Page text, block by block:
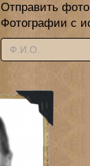
Отправить
Фотографии с